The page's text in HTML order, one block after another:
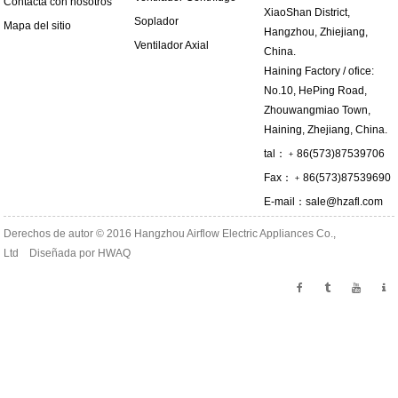
Mapa del sitio
Soplador
Ventilador Axial
XiaoShan District,
Hangzhou, Zhiejiang,
China.
Haining Factory / ofice:
No.10, HePing Road,
Zhouwangmiao Town,
Haining, Zhejiang, China.
tal：﹢86(573)87539706
Fax：﹢86(573)87539690
E-mail： sale@hzafl.com
Derechos de autor © 2016 Hangzhou Airflow Electric Appliances Co.,
Ltd Diseñada por HWAQ